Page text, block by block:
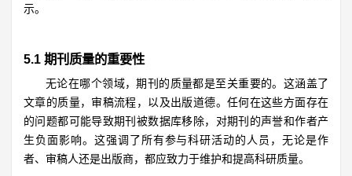
示。
5.1 期刊质量的重要性
无论在哪个领域，期刊的质量都是至关重要的。这涵盖了
文章的质量，审稿流程，以及出版道德。任何在这些方面存在
的问题都可能导致期刊被数据库移除，对期刊的声誉和作者产
生负面影响。这强调了所有参与科研活动的人员，无论是作
者、审稿人还是出版商，都应致力于维护和提高科研质量。